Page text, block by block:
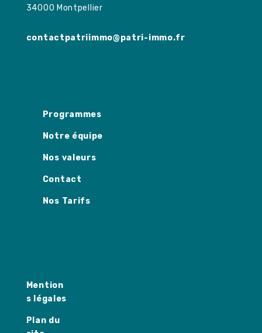
34000 Montpellier
contactpatriimmo@patri-immo.fr
Programmes
Notre équipe
Nos valeurs
Contact
Nos Tarifs
Mention
s légales
Plan du